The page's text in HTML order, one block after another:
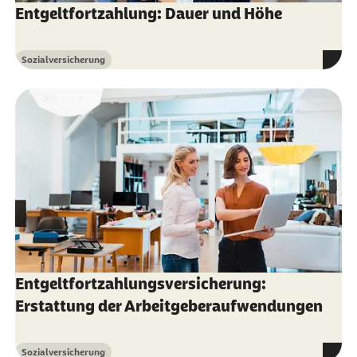
Entgeltfortzahlung: Dauer und Höhe
Kategorie
Sozialversicherung
Entgeltfortzahlungsversicherung:
Erstattung der Arbeitgeberaufwendungen
Sozialversicherung